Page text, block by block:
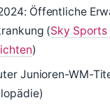
Öffentliche
(Sky Sports
)
Junioren-WM-